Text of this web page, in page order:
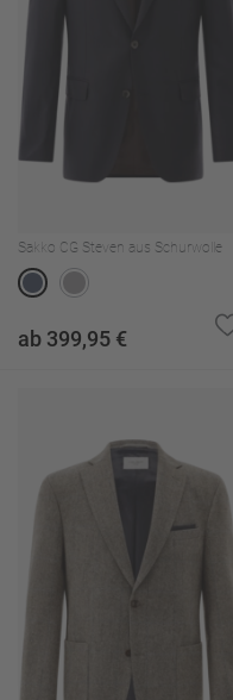
Sakko CG Steven aus Schurwolle
ab 399,95 €